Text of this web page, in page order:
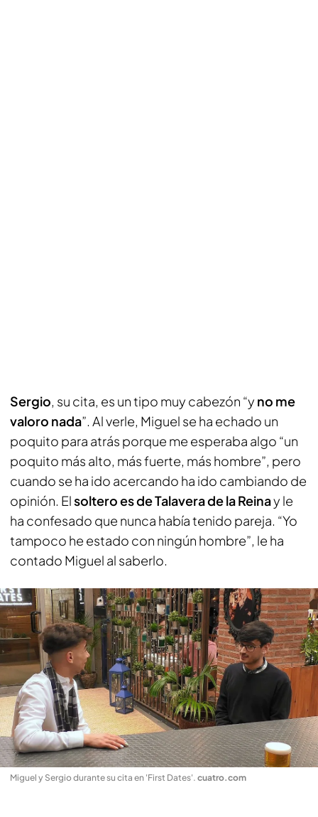
Sergio, su cita, es un tipo muy cabezón “y no me
valoro nada”. Al verle, Miguel se ha echado un
poquito para atrás porque me esperaba algo “un
poquito más alto, más fuerte, más hombre”, pero
cuando se ha ido acercando ha ido cambiando de
opinión. Elsoltero es de Talavera de la Reinay le
ha confesado que nunca había tenido pareja. “Yo
tampoco he estado con ningún hombre”, le ha
contado Miguel al saberlo.
Miguel y Sergio durante su cita en 'First Dates'. cuatro.com